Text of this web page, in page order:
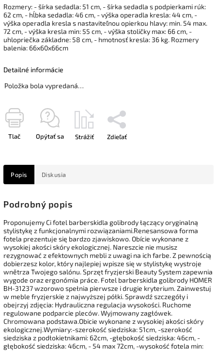
Položka bola vypredaná…
Rozmery: - šírka sedadla: 51 cm, - šírka sedadla s podpierkami rúk:
62 cm, - hĺbka sedadla: 46 cm, - výška operadla kresla: 44 cm, -
výška operadla kresla s nastaviteľnou opierkou hlavy: min. 54 max.
72 cm, - výška kresla min: 55 cm, - výška stoličky max: 66 cm, -
uhlopriečka základne: 58 cm, - hmotnosť kresla: 36 kg. Rozmery
balenia: 66x60x66cm
Detailné informácie
Tlač Opýtať sa Strážiť Zdieľať
Popis Diskusia
Podrobný popis
Proponujemy Ci fotel barberskidla golibrody łączący oryginalną
stylistykę z funkcjonalnymi rozwiązaniami.Renesansowa forma
fotela prezentuje się bardzo zjawiskowo. Obície wykonane z
wysokiej akości skóry ekologicznej. Nareszcie nie musisz
rezygnować z efektownych mebli z uwagi na ich farbe. Z pewnością
dobierzesz kolor, który najlepiej wpisze się w stylistykę wystroje
wnětrza Twojego salónu. Sprzęt fryzjerski Beauty System zapewnia
wygode oraz ergonómia práce. Fotel barberskidla golibrody HOMER
BH-31237 wzorowo spełnia pierwsze i drugie kryterium. Zainwestuj
w meble fryzjerskie z najwyższej półki. Sprawdź szczegóły i
obejrzyj zdjęcia: Hydrauliczna regulacja wysokości. Ruchome
regulowane podparcie pleców. Wyjmowany zagłówek.
Chromowana podstawa.Obicie wykonane z wysokiej akości skóry
ekologicznej.Wymiary:-szerokość siedziska: 51cm, -szerokość
siedziska z podłokietnikami: 62cm, -głębokość siedziska: 46cm, -
głębokość siedziska: 46cm, - 54 max 72cm, -wysokość fotela min: